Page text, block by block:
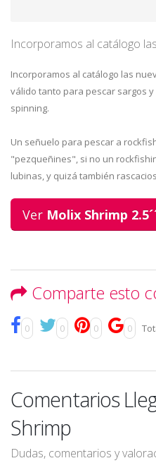
Incorporamos al catálogo
Incorporamos al catálogo las
válido tanto para pescar sargos
spinning.
Un señuelo para pescar a
"pezqueñines", si no un
lubinas, y quizá también
Ver Molix Shrimp
Comparte esto
0 0 0 0
Comentarios
Shrimp
Dudas, comentarios y